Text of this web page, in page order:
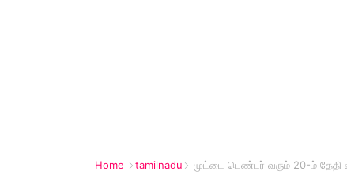
Home tamilnadu முட்டை டெண்டர் வரும் 20-ம் தேதி